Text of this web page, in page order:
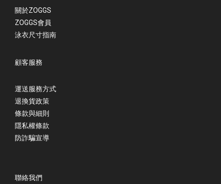
關於ZOGGS
ZOGGS會員
泳衣尺寸指南
顧客服務
運送服務方式
退換貨政策
條款與細則
隱私權條款
防詐騙宣導
聯絡我們